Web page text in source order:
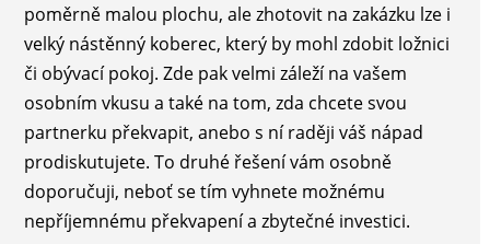
poměrně malou plochu, ale zhotovit na zakázku lze i
velký nástěnný koberec, který by mohl zdobit ložnici
či obývací pokoj. Zde pak velmi záleží na vašem
osobním vkusu a také na tom, zda chcete svou
partnerku překvapit, anebo s ní raději váš nápad
prodiskutujete. To druhé řešení vám osobně
doporučuji, neboť se tím vyhnete možnému
nepříjemnému překvapení a zbytečné investici.